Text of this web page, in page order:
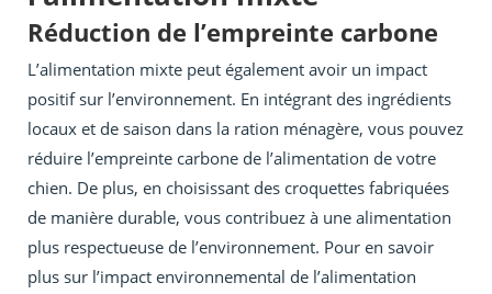
Réduction de l’empreinte carbone
L’alimentation mixte peut également avoir un impact
positif sur l’environnement. En intégrant des ingrédients
locaux et de saison dans la ration ménagère, vous pouvez
réduire l’empreinte carbone de l’alimentation de votre
chien. De plus, en choisissant des croquettes fabriquées
de manière durable, vous contribuez à une alimentation
plus respectueuse de l’environnement. Pour en savoir
plus sur l’impact environnemental de l’alimentation